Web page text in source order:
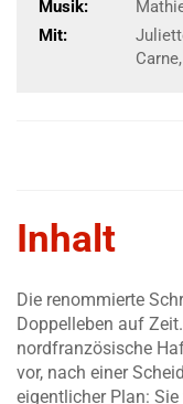
Musik:
Mit:
Inhalt
Die renommierte
Doppelleben auf
nordfranzösische
vor, nach einer
eigentlicher Plan: